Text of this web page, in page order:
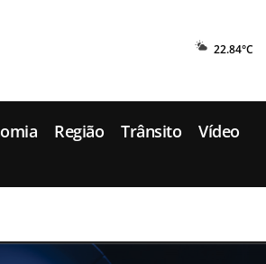
22.84°C
Região Trânsito Vídeo